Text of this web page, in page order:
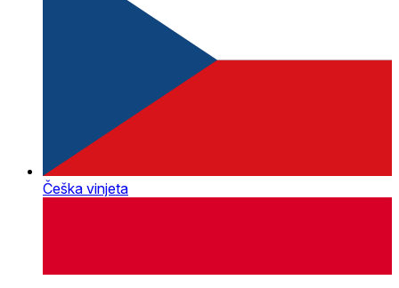
Češka vinjeta